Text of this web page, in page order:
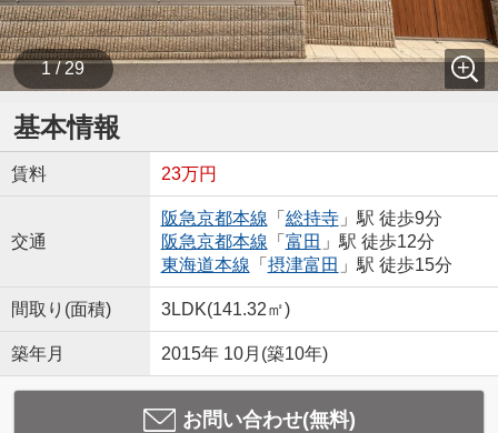
1 / 29
基本情報
賃料 23万円
交通
阪急京都本線 「 総持寺」駅 徒歩9分
阪急京都本線 「 富田 」駅 徒歩12分
東海道本線 「 摂津富田 」駅 徒歩15分
間取り(面積) 3LDK(141.32㎡)
築年月 2015年 10月(築10年)
お問い合わせ(無料)